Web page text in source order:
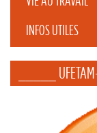
INFOS UTILES
_____